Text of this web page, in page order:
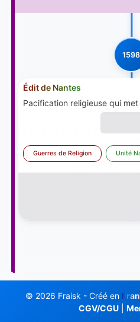
1598
Édit de Nantes
Pacification religieuse qui
Guerres de Religion Unité
© 2026 Fraisk - Créé en
CGV/CGU